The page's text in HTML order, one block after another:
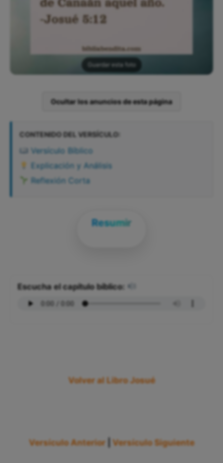
Guardar esta foto
Ocultar los anuncios de esta página
CONTENIDO DEL VERSÍCULO:
Versículo Bíblico
Explicación y Análisis
Reflexión Corta
Resumir
Escucha el capítulo bíblico:
Volver al Libro Josué
Versículo Anterior Versículo Siguiente